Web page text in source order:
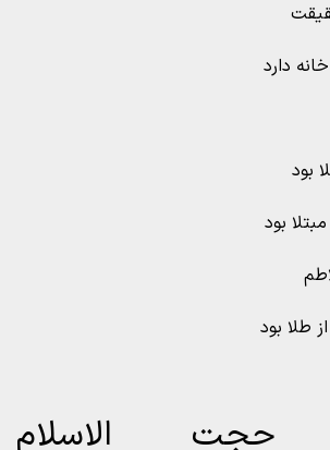
دارد
بود
بود
طلا بود
حجت الاسلام